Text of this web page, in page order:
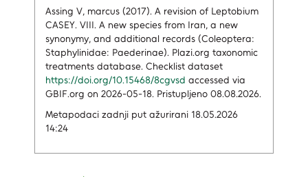
Assing V, marcus (2017). A revision of Leptobium
CASEY. VIII. A new species from Iran, a new
synonymy, and additional records (Coleoptera:
Staphylinidae: Paederinae). Plazi.org taxonomic
treatments database. Checklist dataset
https://doi.org/10.15468/8cgvsd accessed via
GBIF.org on 2026-05-18. Pristupljeno 08.08.2026.
Metapodaci zadnji put ažurirani 18.05.2026
14:24